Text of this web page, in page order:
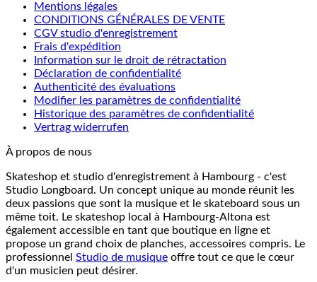
Mentions légales
CONDITIONS GÉNÉRALES DE VENTE
CGV studio d'enregistrement
Frais d'expédition
Information sur le droit de rétractation
Déclaration de confidentialité
Authenticité des évaluations
Modifier les paramètres de confidentialité
Historique des paramètres de confidentialité
Vertrag widerrufen
À propos de nous
Skateshop et studio d'enregistrement à Hambourg - c'est
Studio Longboard. Un concept unique au monde réunit les
deux passions que sont la musique et le skateboard sous un
même toit. Le skateshop local à Hambourg-Altona est
également accessible en tant que boutique en ligne et
propose un grand choix de planches, accessoires compris. Le
professionnel Studio de musique offre tout ce que le cœur
d'un musicien peut désirer.